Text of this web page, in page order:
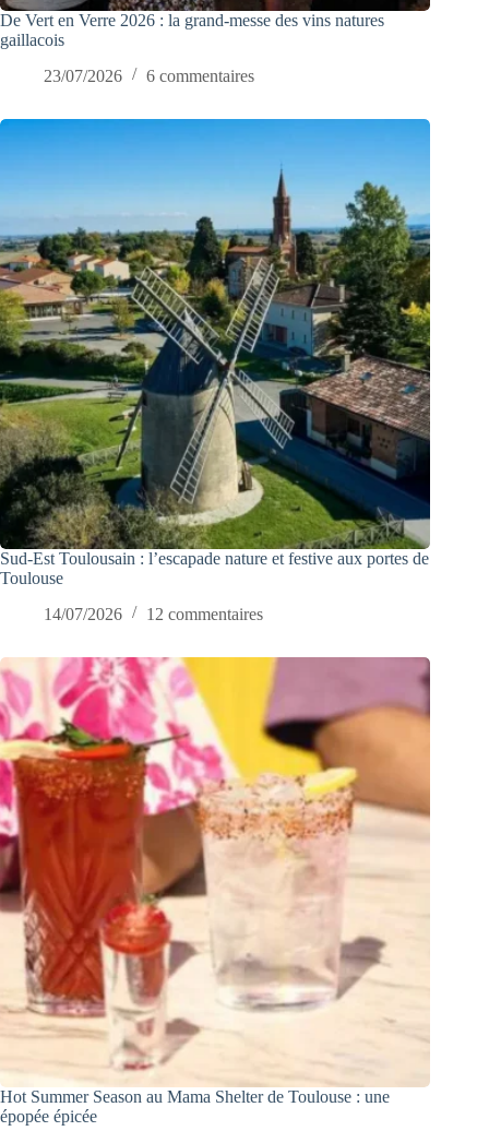
De Vert en Verre 2026 : la grand-messe des vins natures
gaillacois
23/07/2026
6 commentaires
Sud-Est Toulousain : l’escapade nature et festive aux portes de
Toulouse
14/07/2026
12 commentaires
Hot Summer Season au Mama Shelter de Toulouse : une
épopée épicée